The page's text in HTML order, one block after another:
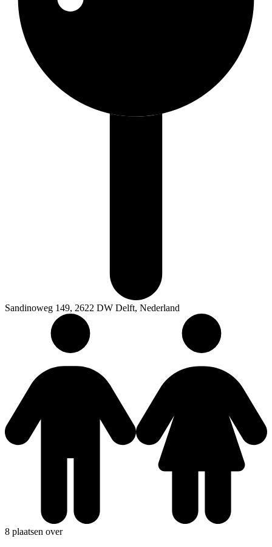
Sandinoweg 149, 2622 DW Delft, Nederland
8 plaatsen over